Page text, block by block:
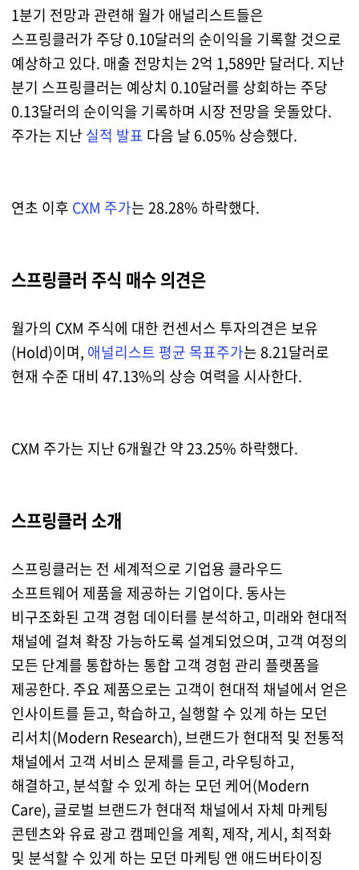
1분기 전망과 관련해 월가 애널리스트들은
스프링클러가 주당 0.10달러의 순이익을 기록할 것으로
예상하고 있다. 매출 전망치는 2억 1,589만 달러다. 지난
분기 스프링클러는 예상치 0.10달러를 상회하는 주당
0.13달러의 순이익을 기록하며 시장 전망을 웃돌았다.
주가는 지난 실적 발표 다음 날 6.05% 상승했다.
연초 이후 CXM 주가는 28.28% 하락했다.
스프링클러 주식 매수 의견은
월가의 CXM 주식에 대한 컨센서스 투자의견은 보유
(Hold)이며, 애널리스트 평균 목표주가는 8.21달러로
현재 수준 대비 47.13%의 상승 여력을 시사한다.
CXM 주가는 지난 6개월간 약 23.25% 하락했다.
스프링클러 소개
스프링클러는 전 세계적으로 기업용 클라우드
소프트웨어 제품을 제공하는 기업이다. 동사는
비구조화된 고객 경험 데이터를 분석하고, 미래와 현대적
채널에 걸쳐 확장 가능하도록 설계되었으며, 고객 여정의
모든 단계를 통합하는 통합 고객 경험 관리 플랫폼을
제공한다. 주요 제품으로는 고객이 현대적 채널에서 얻은
인사이트를 듣고, 학습하고, 실행할 수 있게 하는 모던
리서치(Modern Research), 브랜드가 현대적 및 전통적
채널에서 고객 서비스 문제를 듣고, 라우팅하고,
해결하고, 분석할 수 있게 하는 모던 케어(Modern
Care), 글로벌 브랜드가 현대적 채널에서 자체 마케팅
콘텐츠와 유료 광고 캠페인을 계획, 제작, 게시, 최적화
및 분석할 수 있게 하는 모던 마케팅 앤 애드버타이징